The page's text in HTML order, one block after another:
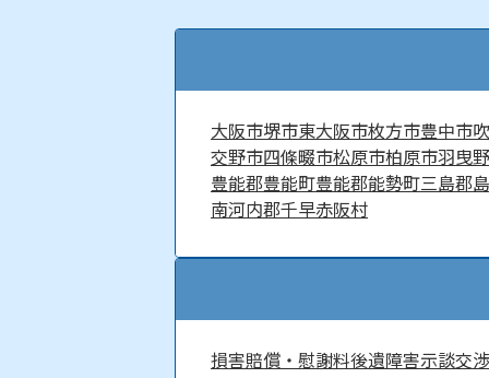
大阪市堺市東大阪市枚方市豊中市
交野市四條畷市松原市柏原市羽曳
豊能郡豊能町豊能郡能勢町三島郡
南河内郡千早赤阪村
損害賠償・慰謝料後遺障害示談交渉